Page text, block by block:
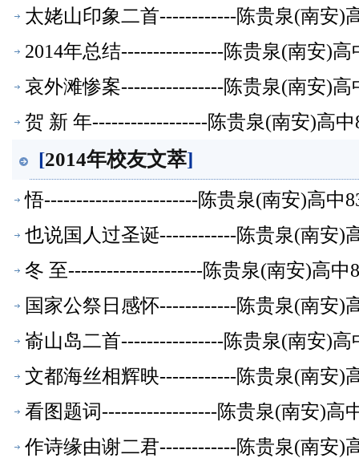
太姥山印象二首------------陈贵泉(南安)
2014年总结----------------陈贵泉(南安)
哀外滩惨案----------------陈贵泉(南安)高
贺 新 年------------------陈贵泉(南安)高
[2014年校友文萃]
悟------------------------陈贵泉(南安)高中
也说国人过圣诞------------陈贵泉(南安)
冬 至---------------------陈贵泉(南安)高中
国家公祭日感怀------------陈贵泉(南安)
嵛山岛二首----------------陈贵泉(南安)高
文都海丝相辉映------------陈贵泉(南安)
看图题词------------------陈贵泉(南安)高
作诗缘由谢二君------------陈贵泉(南安)